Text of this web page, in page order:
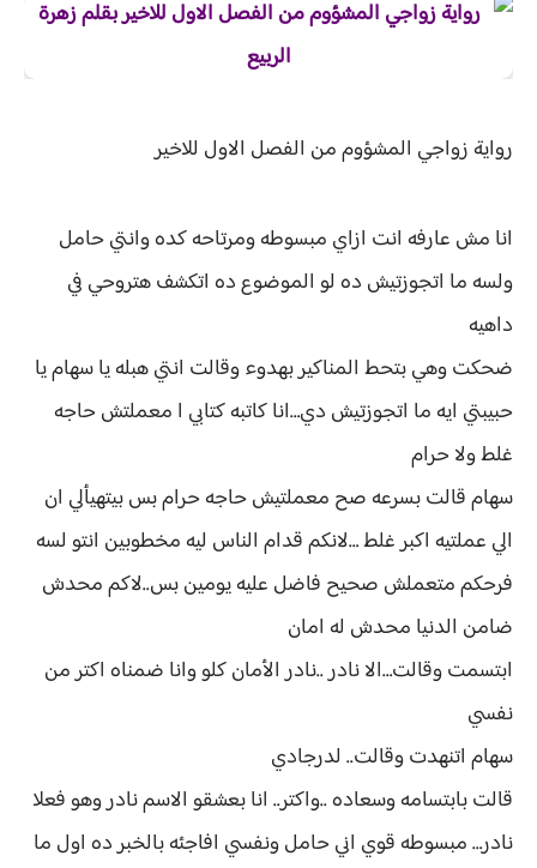
رواية زواجي المشؤوم من الفصل الاول للاخير
انا مش عارفه انت ازاي مبسوطه ومرتاحه كده وانتي حامل
ولسه ما اتجوزتيش ده لو الموضوع ده اتكشف هتروحي في
داهيه
ضحكت وهي بتحط المناكير بهدوء وقالت انتي هبله يا سهام يا
حبيبتي ايه ما اتجوزتيش دي…انا كاتبه كتابي ا معملتش حاجه
غلط ولا حرام
سهام قالت بسرعه صح معملتيش حاجه حرام بس بيتهيألي ان
الي عملتيه اكبر غلط …لانكم قدام الناس ليه مخطوبين انتو لسه
فرحكم متعملش صحيح فاضل عليه يومين بس..لاكم محدش
ضامن الدنيا محدش له امان
ابتسمت وقالت…الا نادر ..نادر الأمان كلو وانا ضمناه اكتر من
نفسي
سهام اتنهدت وقالت.. لدرجادي
قالت بابتسامه وسعاده ..واكتر.. انا بعشقو الاسم نادر وهو فعلا
نادر… مبسوطه قوي اني حامل ونفسي افاجئه بالخبر ده اول ما